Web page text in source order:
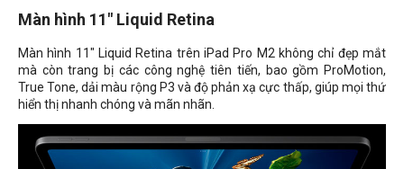
Màn hình 11" Liquid Retina
Màn hình 11" Liquid Retina trên iPad Pro M2 không chỉ đẹp mắt
mà còn trang bị các công nghệ tiên tiến, bao gồm ProMotion,
True Tone, dải màu rộng P3 và độ phản xạ cực thấp, giúp mọi thứ
hiển thị nhanh chóng và mãn nhãn.